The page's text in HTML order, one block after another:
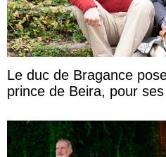
Le duc de Bragance
prince de Beira, pour